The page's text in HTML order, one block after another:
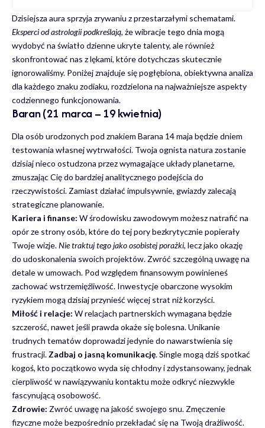
Dzisiejsza aura sprzyja zrywaniu z przestarzałymi schematami.
Eksperci od astrologii podkreślają, że wibracje tego dnia mogą
wydobyć na światło dzienne ukryte talenty, ale również
skonfrontować nas z lękami, które dotychczas skutecznie
ignorowaliśmy. Poniżej znajduje się pogłębiona, obiektywna analiza
dla każdego znaku zodiaku, rozdzielona na najważniejsze aspekty
codziennego funkcjonowania.
Baran (21 marca – 19 kwietnia)
Dla osób urodzonych pod znakiem Barana 14 maja będzie dniem
testowania własnej wytrwałości. Twoja ognista natura zostanie
dzisiaj nieco ostudzona przez wymagające układy planetarne,
zmuszając Cię do bardziej analitycznego podejścia do
rzeczywistości. Zamiast działać impulsywnie, gwiazdy zalecają
strategiczne planowanie.
Kariera i finanse: W środowisku zawodowym możesz natrafić na
opór ze strony osób, które do tej pory bezkrytycznie popierały
Twoje wizje.Nie traktuj tego jako osobistej porażki, lecz jako okazję
do udoskonalenia swoich projektów. Zwróć szczególną uwagę na
detale w umowach. Pod względem finansowym powinieneś
zachować wstrzemięźliwość. Inwestycje obarczone wysokim
ryzykiem mogą dzisiaj przynieść więcej strat niż korzyści.
Miłość i relacje: W relacjach partnerskich wymagana będzie
szczerość, nawet jeśli prawda okaże się bolesna. Unikanie
trudnych tematów doprowadzi jedynie do nawarstwienia się
frustracji. Zadbaj o jasną komunikację. Single mogą dziś spotkać
kogoś, kto początkowo wyda się chłodny i zdystansowany, jednak
cierpliwość w nawiązywaniu kontaktu może odkryć niezwykle
fascynującą osobowość.
Zdrowie: Zwróć uwagę na jakość swojego snu. Zmęczenie
fizyczne może bezpośrednio przekładać się na Twoją drażliwość.